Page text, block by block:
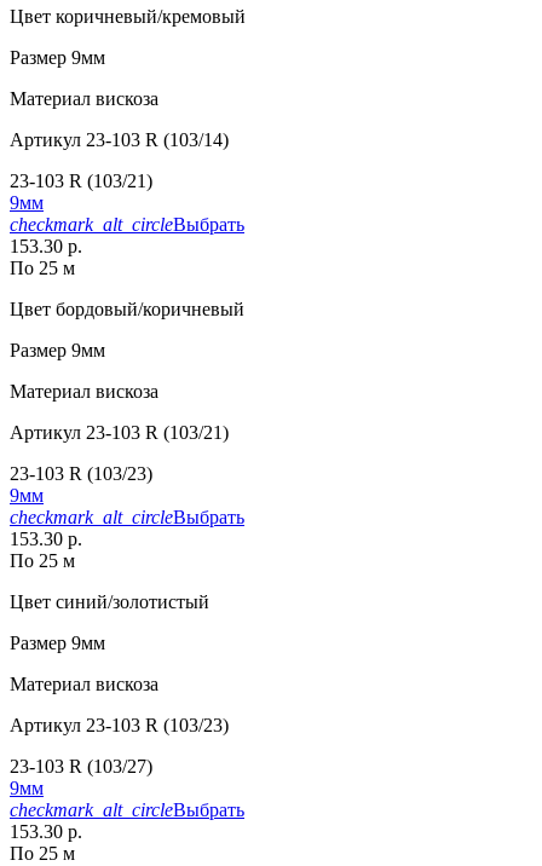
Цвет коричневый/кремовый
Размер 9мм
Материал вискоза
Артикул 23-103 R (103/14)
23-103 R (103/21)
9мм
checkmark_alt_circleВыбрать
153.30 р.
По 25 м
Цвет бордовый/коричневый
Размер 9мм
Материал вискоза
Артикул 23-103 R (103/21)
23-103 R (103/23)
9мм
checkmark_alt_circleВыбрать
153.30 р.
По 25 м
Цвет синий/золотистый
Размер 9мм
Материал вискоза
Артикул 23-103 R (103/23)
23-103 R (103/27)
9мм
checkmark_alt_circleВыбрать
153.30 р.
По 25 м